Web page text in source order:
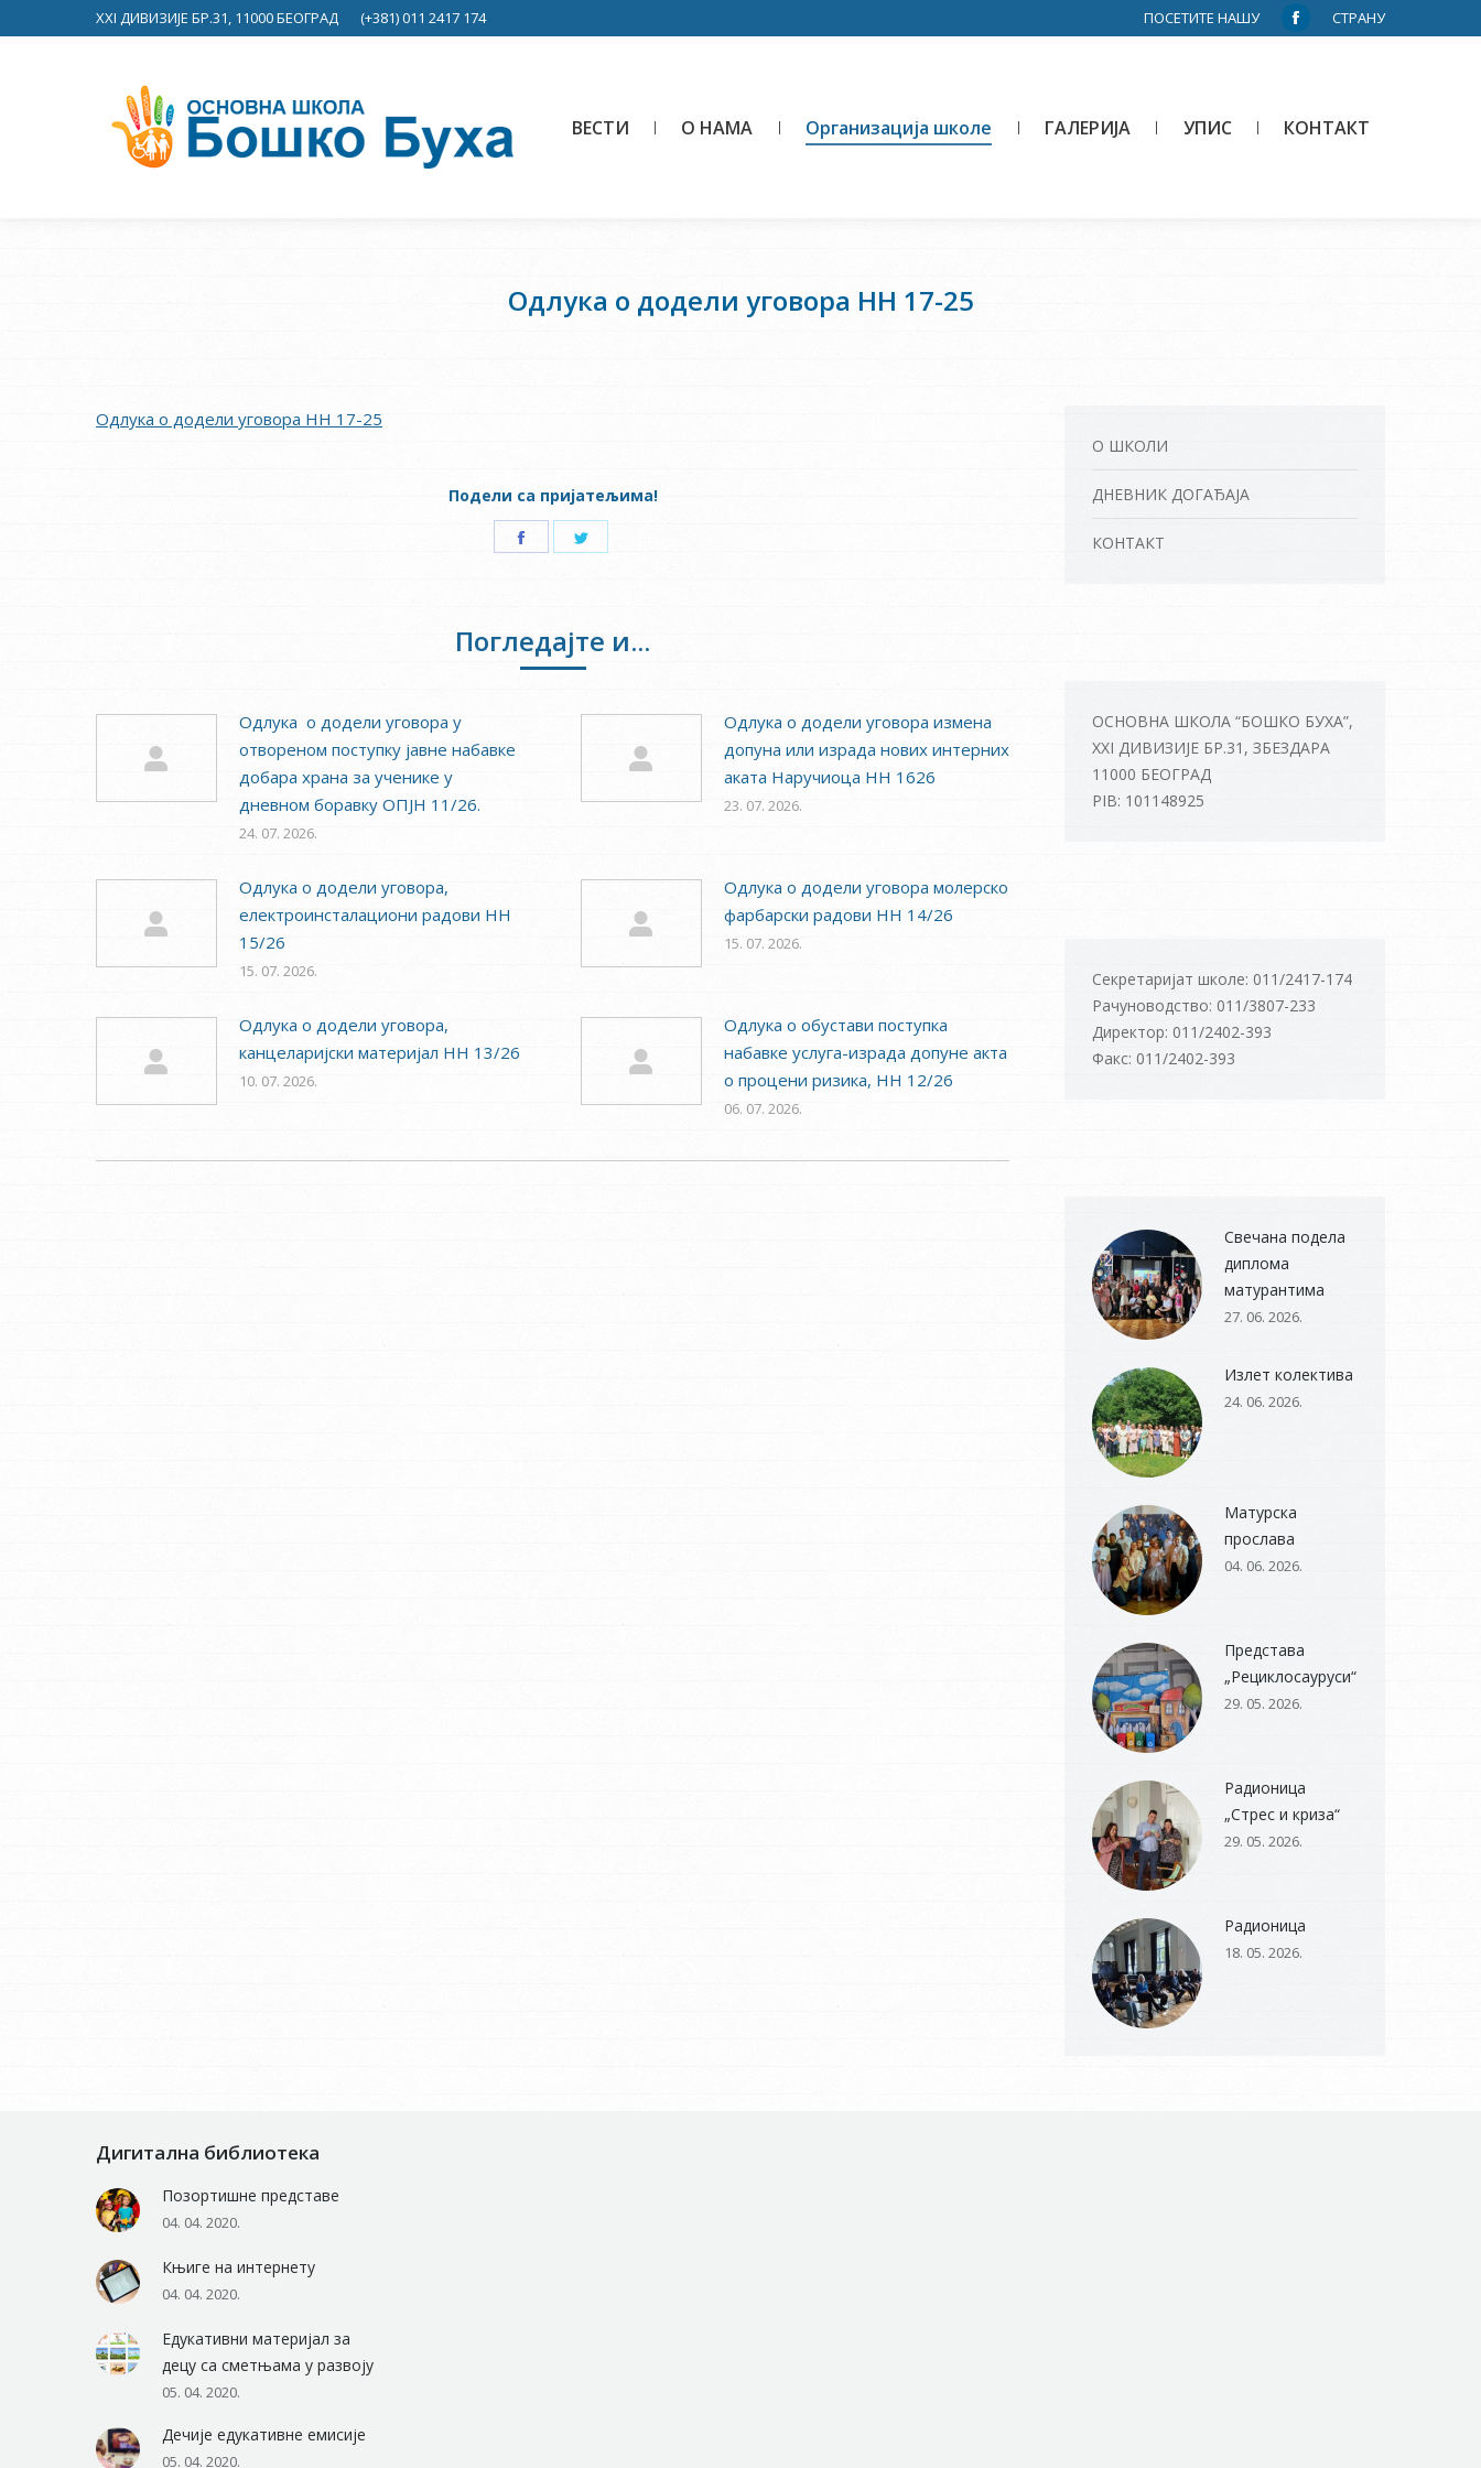
XXI ДИВИЗИЈЕ БР.31, 11000 БЕОГРАД (+381) 011 2417 174 ПОСЕТИТЕ НАШУ
Facebook
in
СТРАНУ
ВЕСТИ О НАМА Организација школе ГАЛЕРИЈА УПИС КОНТАКТ
Одлукa о додели уговора НН 17-25
Одлукa о додели уговора НН 17-25
Подели са пријатељима!
Share Share
Погледајте и...
Одлука о додели уговора у
отвореном поступку јавне набавке
добара храна за ученике у
дневном боравку ОПЈН 11/26.
24. 07. 2026.
Одлука о додели уговора измена
допуна или израда нових интерних
аката Наручиоца НН 1626
23. 07. 2026.
Одлука о додели уговора,
електроинсталациони радови НН
15/26
15. 07. 2026.
Одлука о додели уговора молерско
фарбарски радови НН 14/26
15. 07. 2026.
Одлука о додели уговора,
канцеларијски материјал НН 13/26
10. 07. 2026.
Одлука о обустави поступка
набавке услуга-израда допуне акта
о процени ризика, НН 12/26
06. 07. 2026.
О ШКОЛИ
ДНЕВНИК ДОГАЂАЈА
КОНТАКТ
ОСНОВНА ШКОЛА “БОШКО БУХА”,
XXI ДИВИЗИЈЕ БР.31, ЗБЕЗДАРА
11000 БЕОГРАД
PIB: 101148925
Секретаријат школе: 011/2417-174
Рачуноводство: 011/3807-233
Директор: 011/2402-393
Факс: 011/2402-393
Свечана подела
диплома
матурантима
27. 06. 2026.
Излет колектива
24. 06. 2026.
Матурска
прослава
04. 06. 2026.
Представа
„Рециклосауруси“
29. 05. 2026.
Радионица
„Стрес и криза“
29. 05. 2026.
Радионица
18. 05. 2026.
Дигитална библиотека
Позортишне представе
04. 04. 2020.
Књиге на интернету
04. 04. 2020.
Едукативни материјал за
децу са сметњама у развоју
05. 04. 2020.
Дечије едукативне емисије
05. 04. 2020.